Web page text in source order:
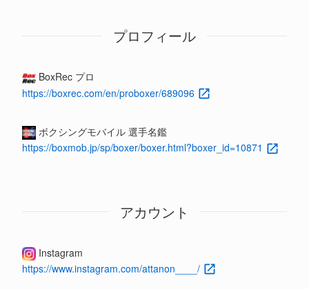
プロフィール
BoxRec プロ
https://boxrec.com/en/proboxer/689096
ボクシングモバイル 選手名鑑
https://boxmob.jp/sp/boxer/boxer.html?boxer_id=10871
アカウント
Instagram
https://www.instagram.com/attanon____/